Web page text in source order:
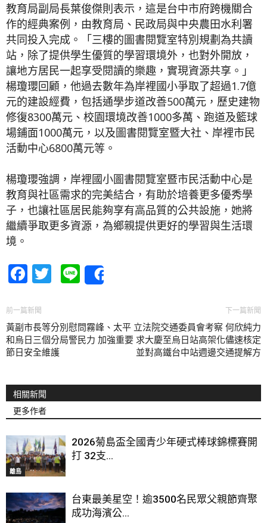
教育局副局長葉俊傑則表示，這是台中市府跨機關合
作的經典案例，由教育局、民政局與中央農田水利署
共同投入完成。「三樓的圖書閱覽室特別規劃為共讀
站，除了提供學生優質的學習環境外，也對外開放，
讓地方居民一起享受閱讀的樂趣，實現資源共享。」
楊瓊瓔回顧，他過去數年為岸裡國小爭取了超過1.7億
元的建設經費，包括通學步道改善500萬元，歷史建物
修復8300萬元、校園環境改善1000多萬、跑道及籃球
場鋪面1000萬元，以及圖書閱覽室暨大社、岸裡市民
活動中心6800萬元等。
楊瓊瓔強調，岸裡國小圖書閱覽室暨市民活動中心是
教育與社區需求的完美結合，有助於培養更多優秀學
子，也讓社區居民能夠享有高品質的公共設施，她將
繼續爭取更多資源，為鄉親提供更好的學習與生活環
境。
Facebook
Twitter
Line
前一篇新聞
黃副市長等分別慰問霧峰、太平
和烏日三個分局警民力 加強重要
節日安全維護
下一篇新聞
立法院交通委員會考察 何欣純力
求大慶至烏日站高架化儘速核定
並對高鐵台中站週邊交通提解方
相關新聞
更多作者
離島
2026菊島盃全國青少年硬式棒球錦標賽開
打 32支...
台東最美星空！逾3500名民眾父親節齊聚
成功海濱公...